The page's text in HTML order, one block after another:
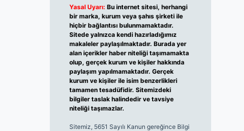
Yasal Uyarı: Bu internet sitesi, herhangi
bir marka, kurum veya şahıs şirketi ile
hiçbir bağlantısı bulunmamaktadır.
Sitede yalnızca kendi hazırladığımız
makaleler paylaşılmaktadır. Burada yer
alan içerikler haber niteliği taşımamakta
olup, gerçek kurum ve kişiler hakkında
paylaşım yapılmamaktadır. Gerçek
kurum ve kişiler ile isim benzerlikleri
tamamen tesadüfidir. Sitemizdeki
bilgiler taslak halindedir ve tavsiye
niteliği taşımazlar.
Sitemiz, 5651 Sayılı Kanun gereğince Bilgi